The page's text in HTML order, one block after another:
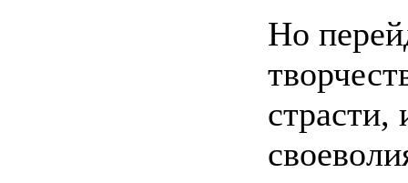
Но
страсти,